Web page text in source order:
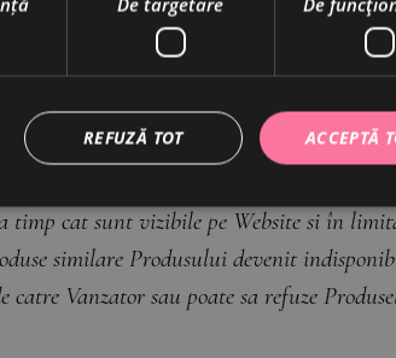
o obligatie contractuala din partea
nu sunt destinate sa înlocuiasca sfatul
timp cat sunt vizibile pe Website si în
similare Produsului devenit
Vanzator sau poate sa refuze
ACCEPTĂ
REFUZĂ TOT